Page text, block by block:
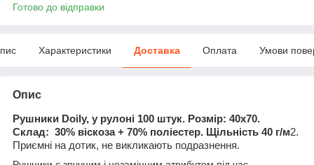
Готово до відправки
Характеристики Доставка Оплата Умови
Опис
Рушники Doily, у рулоні 100 штук. Розмір: 40х70.
Склад: 30% віскоза + 70% поліестер. Щільність 40 г/м2.
Приємні на дотик, не викликають подразнення.